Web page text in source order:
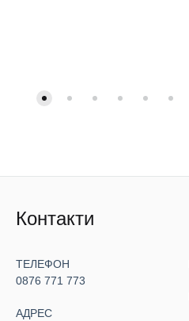
Контакти
ТЕЛЕФОН
0876 771 773
АДРЕС